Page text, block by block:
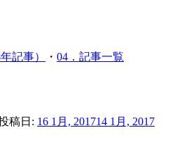
記事） ・ 04．記事一覧
稿日: 16 1月, 201714 1月, 2017